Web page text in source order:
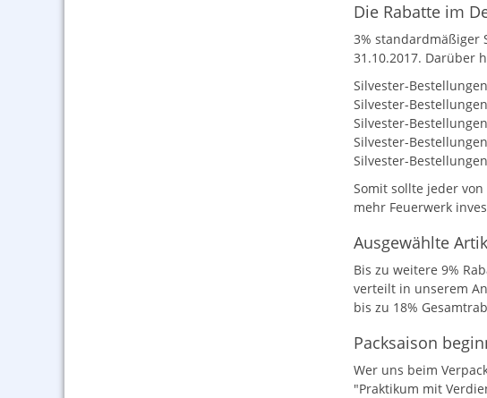
Die Rabatte im
3% standardmäßiger
31.10.2017. Darüber
Silvester-
Silvester-
Silvester-
Silvester-
Silvester-
Somit sollte jeder
mehr Feuerwerk
Ausgewählte
Bis zu weitere 9%
verteilt in unserem
bis zu 18%
Packsaison
Wer uns beim
"Praktikum mit